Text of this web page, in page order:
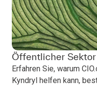
Öffentlicher Sektor
Erfahren Sie, warum
Kyndryl helfen kann,